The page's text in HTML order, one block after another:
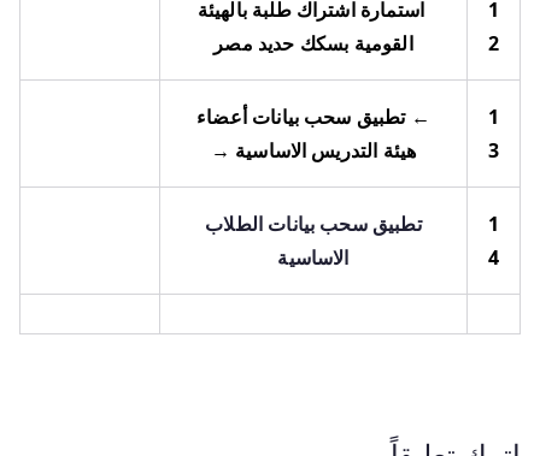
1
2
استمارة اشتراك طلبة بالهيئة
القومية بسكك حديد مصر
1
3
← تطبيق سحب بيانات أعضاء
هيئة التدريس الاساسية →
1
4
تطبيق سحب بيانات الطلاب
الاساسية